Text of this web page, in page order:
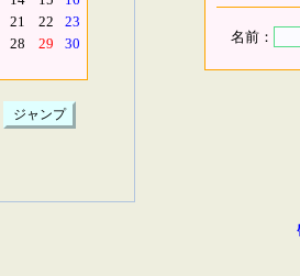
21 22
23
28 29 30 名前：